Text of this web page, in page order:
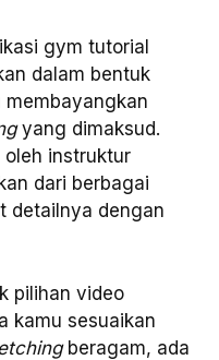
gym tutorial
dalam bentuk
yang dimaksud.
oleh instruktur
dari berbagai
detailnya dengan
pilihan video
kamu sesuaikan
beragam, ada